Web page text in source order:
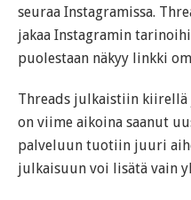
seuraa Instagramissa.
jakaa Instagramin
puolestaan näkyy linkki
Threads julkaistiin kiirellä
on viime aikoina saanut
palveluun tuotiin juuri
julkaisuun voi lisätä vain